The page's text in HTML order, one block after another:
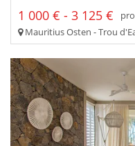
1 000 € - 3 125 €
Mauritius Osten - Trou